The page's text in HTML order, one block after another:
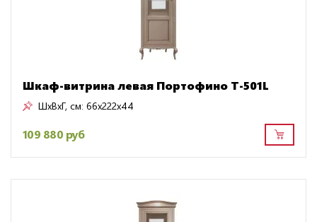
Шкаф-витрина левая Портофино Т-501L
ШxВxГ, см: 66x222x44
109 880 руб